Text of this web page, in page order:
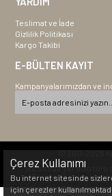
Teslimat ve İade
Gizlilik Politikası
Kargo Takibi
E-BÜLTEN KAYIT
Kampanyalarımızdan ve
© 2011-2026
Bu sitede yer alan tüm
Eserleri Kanunu
Çerez Kullanımı
Bu internet sitesinde
için çerezler